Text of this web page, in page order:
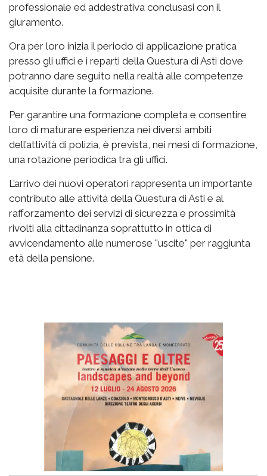
professionale ed addestrativa conclusasi con il
giuramento.
Ora per loro inizia il periodo di applicazione pratica
presso gli uffici e i reparti della Questura di Asti dove
potranno dare seguito nella realtà alle competenze
acquisite durante la formazione.
Per garantire una formazione completa e consentire
loro di maturare esperienza nei diversi ambiti
dell’attività di polizia, è prevista, nei mesi di formazione,
una rotazione periodica tra gli uffici.
L’arrivo dei nuovi operatori rappresenta un importante
contributo alle attività della Questura di Asti e al
rafforzamento dei servizi di sicurezza e prossimità
rivolti alla cittadinanza soprattutto in ottica di
avvicendamento alle numerose "uscite" per raggiunta
età della pensione.